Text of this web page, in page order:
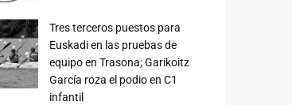
Tres terceros puestos para
Euskadi en las pruebas de
equipo en Trasona; Garikoitz
García roza el podio en C1
infantil